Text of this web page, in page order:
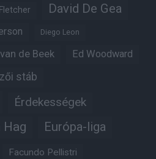
David De Gea
Diego Leon
de Beek Ed Woodward
stáb
Érdekességek
Hag Európa-liga
Facundo Pellistri